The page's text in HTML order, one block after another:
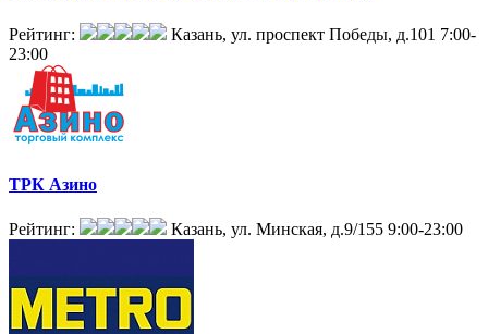
Рейтинг: Казань, ул. проспект Победы, д.101 7:00-
23:00
ТРК Азино
Рейтинг: Казань, ул. Минская, д.9/155 9:00-23:00